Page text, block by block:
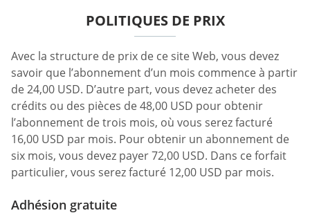
POLITIQUES DE PRIX
Avec la structure de prix de ce site Web, vous devez
savoir que l’abonnement d’un mois commence à partir
de 24,00 USD. D’autre part, vous devez acheter des
crédits ou des pièces de 48,00 USD pour obtenir
l’abonnement de trois mois, où vous serez facturé
16,00 USD par mois. Pour obtenir un abonnement de
six mois, vous devez payer 72,00 USD. Dans ce forfait
particulier, vous serez facturé 12,00 USD par mois.
Adhésion gratuite